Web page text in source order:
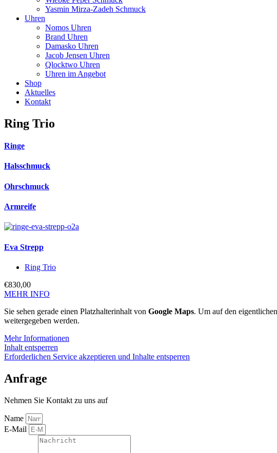
Yasmin Mirza-Zadeh Schmuck
Uhren
Nomos Uhren
Brand Uhren
Damasko Uhren
Jacob Jensen Uhren
Qlocktwo Uhren
Uhren im Angebot
Shop
Aktuelles
Kontakt
Ring Trio
Ringe
Halsschmuck
Ohrschmuck
Armreife
Eva Strepp
Ring Trio
€830,00
MEHR INFO
Sie sehen gerade einen Platzhalterinhalt von Google Maps. Um auf den
weitergegeben werden.
Mehr Informationen
Inhalt entsperren
Erforderlichen Service akzeptieren und Inhalte entsperren
Anfrage
Nehmen Sie Kontakt zu uns auf
Name
E-Mail